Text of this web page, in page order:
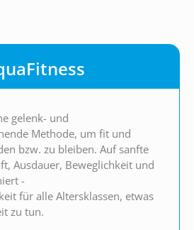
gelenk- und
Methode, um fit und
bzw. zu bleiben. Auf sanfte
Ausdauer, Beweglichkeit und
-
für alle Altersklassen, etwas
zu tun.